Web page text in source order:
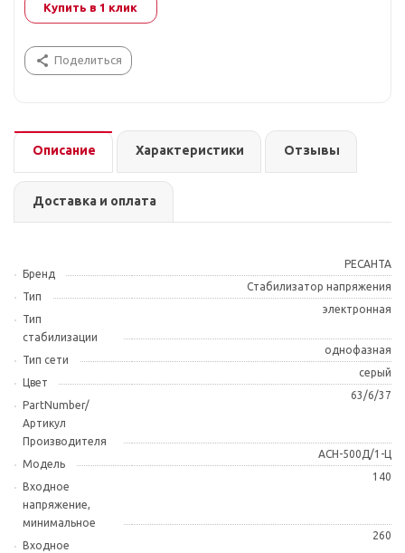
Купить в 1 клик
Поделиться
Описание Характеристики Отзывы
Доставка и оплата
Бренд
РЕСАНТА
Тип
Стабилизатор напряжения
Тип
стабилизации
электронная
Тип сети
однофазная
Цвет
серый
PartNumber/
Артикул
Производителя
63/6/37
Модель
АСН-500Д/1-Ц
Входное
напряжение,
минимальное
140
Входное
260